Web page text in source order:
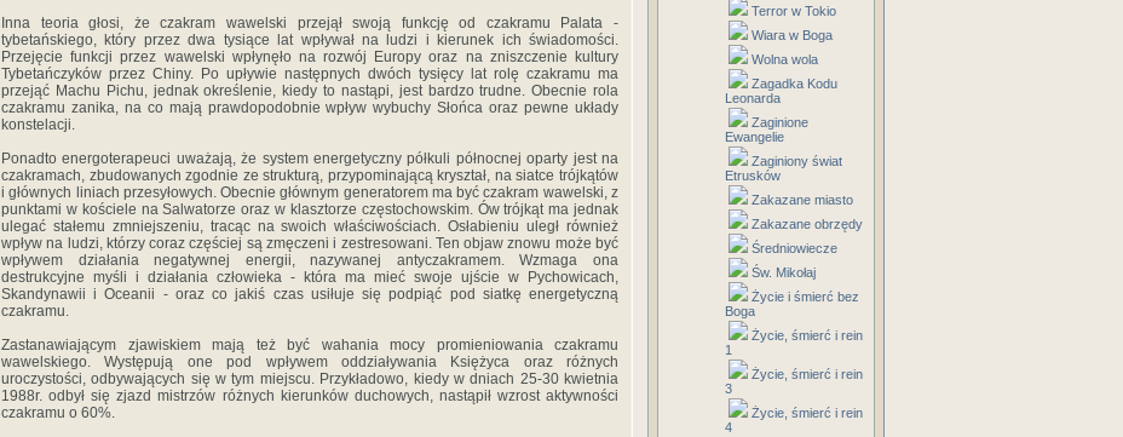
Inna teoria głosi, że czakram wawelski przejął swoją funkcję od czakramu Palata -
tybetańskiego, który przez dwa tysiące lat wpływał na ludzi i kierunek ich świadomości.
Przejęcie funkcji przez wawelski wpłynęło na rozwój Europy oraz na zniszczenie kultury
Tybetańczyków przez Chiny. Po upływie następnych dwóch tysięcy lat rolę czakramu ma
przejąć Machu Pichu, jednak określenie, kiedy to nastąpi, jest bardzo trudne. Obecnie rola
czakramu zanika, na co mają prawdopodobnie wpływ wybuchy Słońca oraz pewne układy
konstelacji.
Ponadto energoterapeuci uważają, że system energetyczny półkuli północnej oparty jest na
czakramach, zbudowanych zgodnie ze strukturą, przypominającą kryształ, na siatce trójkątów
i głównych liniach przesyłowych. Obecnie głównym generatorem ma być czakram wawelski, z
punktami w kościele na Salwatorze oraz w klasztorze częstochowskim. Ów trójkąt ma jednak
ulegać stałemu zmniejszeniu, tracąc na swoich właściwościach. Osłabieniu uległ również
wpływ na ludzi, którzy coraz częściej są zmęczeni i zestresowani. Ten objaw znowu może być
wpływem działania negatywnej energii, nazywanej antyczakramem. Wzmaga ona
destrukcyjne myśli i działania człowieka - która ma mieć swoje ujście w Pychowicach,
Skandynawii i Oceanii - oraz co jakiś czas usiłuje się podpiąć pod siatkę energetyczną
czakramu.
Zastanawiającym zjawiskiem mają też być wahania mocy promieniowania czakramu
wawelskiego. Występują one pod wpływem oddziaływania Księżyca oraz różnych
uroczystości, odbywających się w tym miejscu. Przykładowo, kiedy w dniach 25-30 kwietnia
1988r. odbył się zjazd mistrzów różnych kierunków duchowych, nastąpił wzrost aktywności
czakramu o 60%.
Terror w Tokio
Wiara w Boga
Wolna wola
Zagadka Kodu
Leonarda
Zaginione
Ewangelie
Zaginiony świat
Etrusków
Zakazane miasto
Zakazane obrzędy
Średniowiecze
Św. Mikołaj
Życie i śmierć bez
Boga
Życie, śmierć i rein
1
Życie, śmierć i rein
3
Życie, śmierć i rein
4